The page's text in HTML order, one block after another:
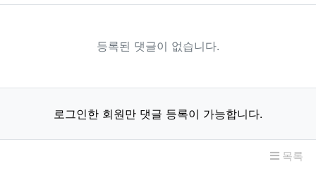
등록된 댓글이 없습니다.
로그인한 회원만 댓글 등록이 가능합니다.
목록